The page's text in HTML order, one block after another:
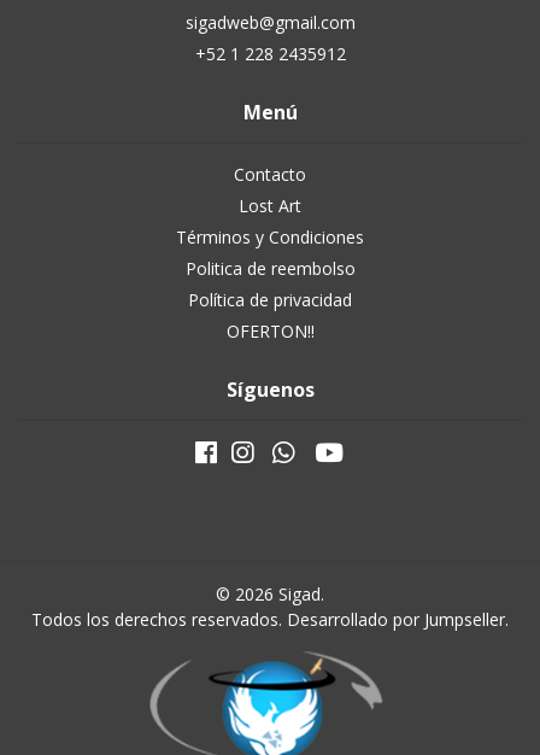
sigadweb@gmail.com
+52 1 228 2435912
Menú
Contacto
Lost Art
Términos y Condiciones
Politica de reembolso
Política de privacidad
OFERTON!!
Síguenos
© 2026 Sigad.
Todos los derechos reservados. Desarrollado por Jumpseller.